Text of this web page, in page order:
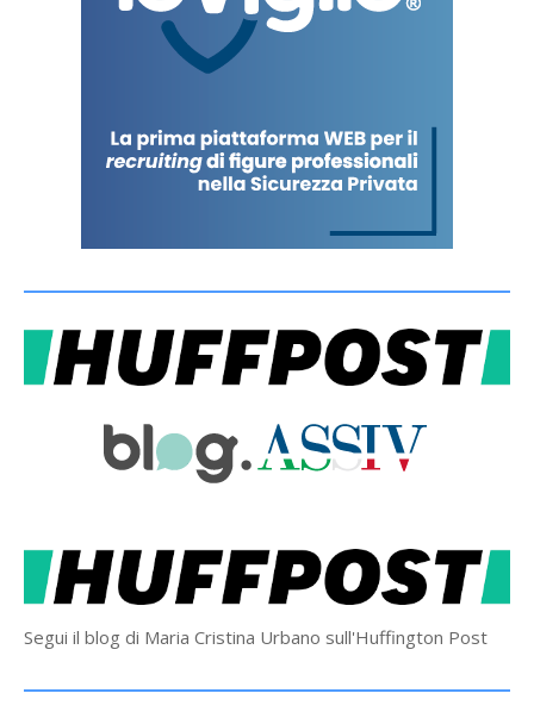
Segui il blog di Maria Cristina Urbano sull'Huffington Post